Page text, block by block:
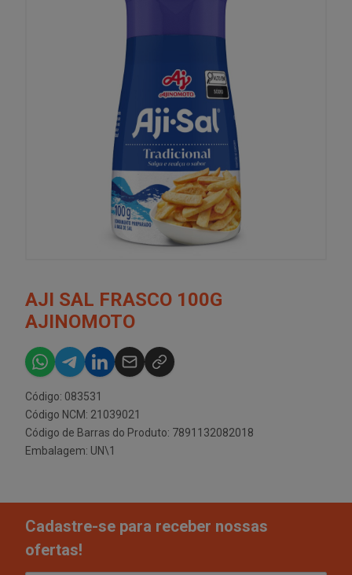
AJI SAL FRASCO 100G
AJINOMOTO
Código: 083531
Código NCM: 21039021
Código de Barras do Produto: 7891132082018
Embalagem: UN\1
Cadastre-se para receber nossas
ofertas!